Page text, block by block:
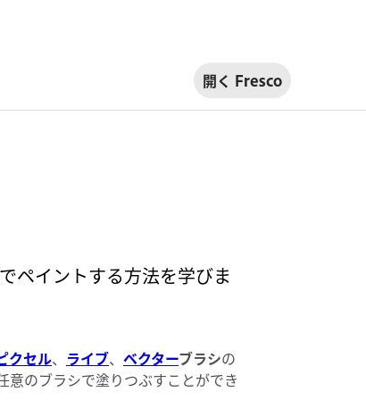
開く Fresco
ペイントする方法を学びま
クセル、 ライブ、 ベクターブラシの
意のブラシで塗りつぶすことができ